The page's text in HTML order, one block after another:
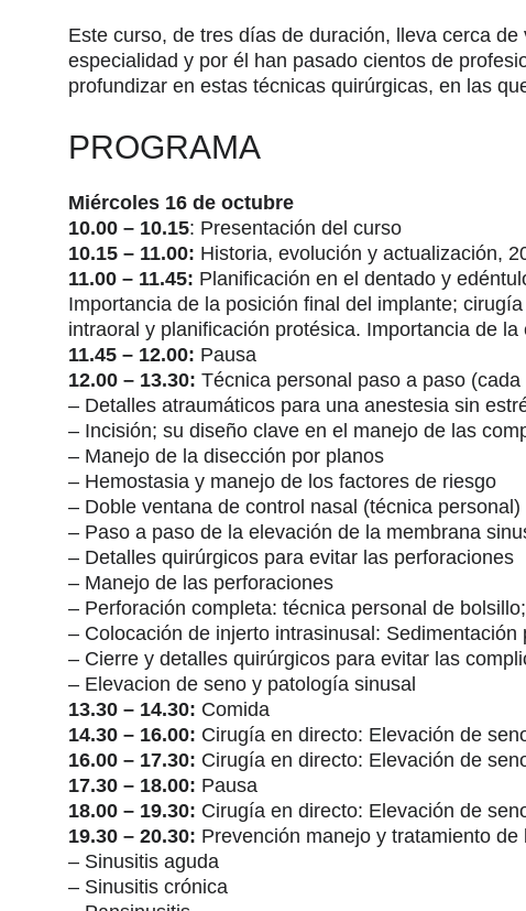
Este curso, de tres días de duración, lleva cerca
especialidad y por él han pasado cientos de
profundizar en estas técnicas quirúrgicas, en las
PROGRAMA
Miércoles 16 de octubre
10.00 – 10.15: Presentación del curso
10.15 – 11.00: Historia, evolución y actualización,
11.00 – 11.45: Planificación en el dentado y
Importancia de la posición final del implante;
intraoral y planificación protésica. Importancia de
11.45 – 12.00: Pausa
12.00 – 13.30: Técnica personal paso a paso
– Detalles atraumáticos para una anestesia sin
– Incisión; su diseño clave en el manejo de las
– Manejo de la disección por planos
– Hemostasia y manejo de los factores de riesgo
– Doble ventana de control nasal (técnica personal)
– Paso a paso de la elevación de la membrana
– Detalles quirúrgicos para evitar las perforaciones
– Manejo de las perforaciones
– Perforación completa: técnica personal de
– Colocación de injerto intrasinusal: Sedimentación
– Cierre y detalles quirúrgicos para evitar las
– Elevacion de seno y patología sinusal
13.30 – 14.30: Comida
14.30 – 16.00: Cirugía en directo: Elevación de
16.00 – 17.30: Cirugía en directo: Elevación de
17.30 – 18.00: Pausa
18.00 – 19.30: Cirugía en directo: Elevación de
19.30 – 20.30: Prevención manejo y tratamiento
– Sinusitis aguda
– Sinusitis crónica